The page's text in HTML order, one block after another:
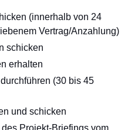
(innerhalb von 24
Vertrag/Anzahlung)
schicken
erhalten
(30 bis 45
und schicken
Projekt-Briefings vom